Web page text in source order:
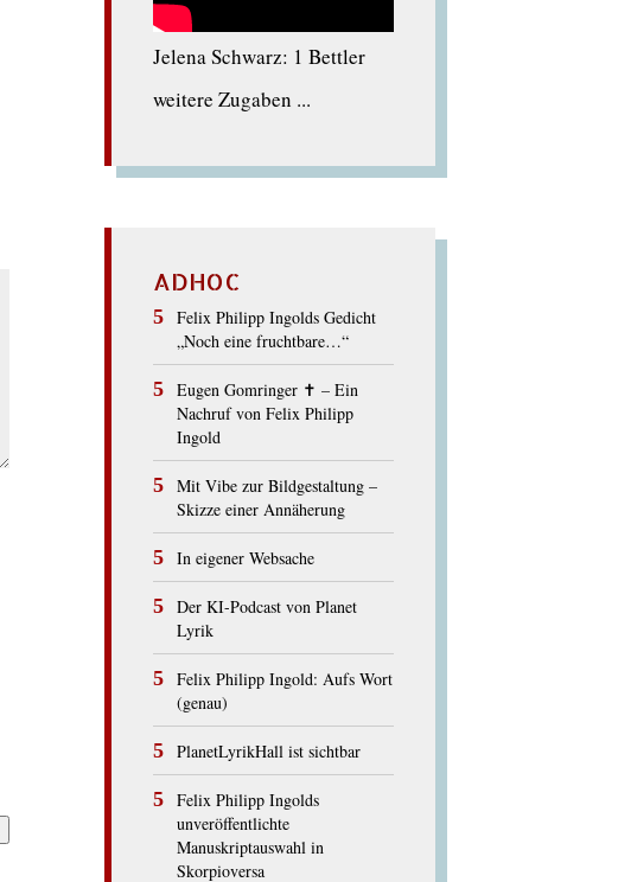
Jelena Schwarz: 1 Bettler
weitere Zugaben ...
ADHOC
Felix Philipp Ingolds Gedicht
„Noch eine fruchtbare…“
Eugen Gomringer ✝︎ – Ein
Nachruf von Felix Philipp
Ingold
Mit Vibe zur Bildgestaltung –
Skizze einer Annäherung
In eigener Websache
Der KI-Podcast von Planet
Lyrik
Felix Philipp Ingold: Aufs Wort
(genau)
PlanetLyrikHall ist sichtbar
Felix Philipp Ingolds
unveröffentlichte
Manuskriptauswahl in
Skorpioversa